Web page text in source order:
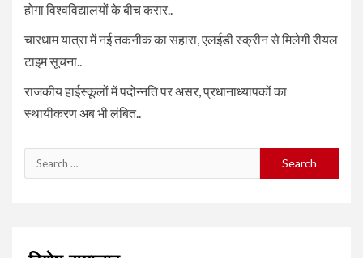
होगा विश्वविद्यालयों के बीच करार..
चारधाम यात्रा में नई तकनीक का सहारा, एलईडी स्क्रीन से मिलेगी रीयल
टाइम सूचना..
राजकीय हाईस्कूलों में पदोन्नति पर असर, प्रधानाध्यापकों का
स्थायीकरण अब भी लंबित..
Search
for: